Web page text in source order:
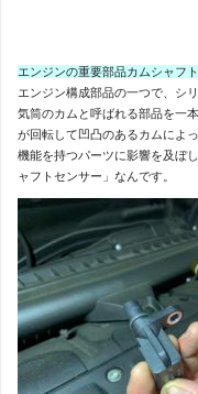
エンジンの重要部品カムシャフト
エンジン構成部品の一つで、シ
気筒のカムと呼ばれる部品を一
が回転して凹凸のあるカムによ
機能を持つパーツに影響を及ぼ
ャフトセンサー」なんです。